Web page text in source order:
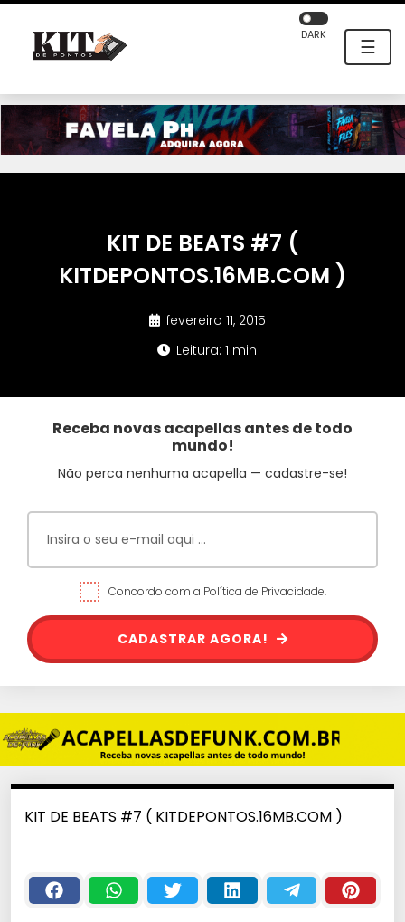
☰
DARK
KIT DE BEATS #7 (
KITDEPONTOS.16MB.COM )
fevereiro 11, 2015
Leitura: 1 min
Receba novas acapellas antes de todo
mundo!
Não perca nenhuma acapella — cadastre-se!
Concordo com a Política de Privacidade.
CADASTRAR AGORA!
KIT DE BEATS #7 ( KITDEPONTOS.16MB.COM )